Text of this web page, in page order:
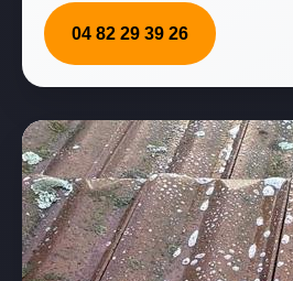
04 82 29 39 26